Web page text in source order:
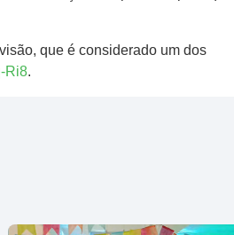
que é considerado um dos
Ri8.